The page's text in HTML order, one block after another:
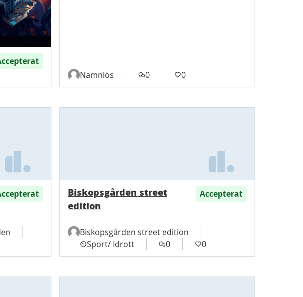
Namnlös 0 0
Biskopsgården street
edition
Accepterat
Biskopsgården street edition
Sport/ Idrott
0 0